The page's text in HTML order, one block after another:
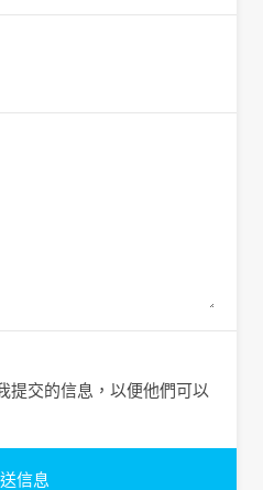
提交的信息，以便他們可以